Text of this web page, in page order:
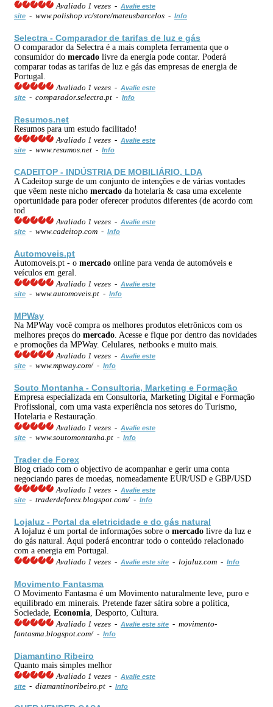
Avaliado 1 vezes - Avalie este
site - www.polishop.vc/store/mateusbarcelos - Info
Selectra - Comparador de tarifas de luz e gás
O comparador da Selectra é a mais completa ferramenta que o
consumidor do mercado livre da energia pode contar. Poderá
comparar todas as tarifas de luz e gás das empresas de energia de
Portugal.
Avaliado 1 vezes - Avalie este
site - comparador.selectra.pt - Info
Resumos.net
Resumos para um estudo facilitado!
Avaliado 1 vezes - Avalie este
site - www.resumos.net - Info
CADEITOP - INDÚSTRIA DE MOBILIÁRIO, LDA
A Cadeitop surge de um conjunto de intenções e de várias vontades
que vêem neste nicho mercado da hotelaria & casa uma excelente
oportunidade para poder oferecer produtos diferentes (de acordo com
tod
Avaliado 1 vezes - Avalie este
site - www.cadeitop.com - Info
Automoveis.pt
Automoveis.pt - o mercado online para venda de automóveis e
veículos em geral.
Avaliado 1 vezes - Avalie este
site - www.automoveis.pt - Info
MPWay
Na MPWay você compra os melhores produtos eletrônicos com os
melhores preços do mercado . Acesse e fique por dentro das novidades
e promoções da MPWay. Celulares, netbooks e muito mais.
Avaliado 1 vezes - Avalie este
site - www.mpway.com/ - Info
Souto Montanha - Consultoria, Marketing e Formação
Empresa especializada em Consultoria, Marketing Digital e Formação
Profissional, com uma vasta experiência nos setores do Turismo,
Hotelaria e Restauração.
Avaliado 1 vezes - Avalie este
site - www.soutomontanha.pt - Info
Trader de Forex
Blog criado com o objectivo de acompanhar e gerir uma conta
negociando pares de moedas, nomeadamente EUR/USD e GBP/USD
Avaliado 1 vezes - Avalie este
site - traderdeforex.blogspot.com/ - Info
Lojaluz - Portal da eletricidade e do gás natural
A lojaluz é um portal de informações sobre o mercado livre da luz e
do gás natural. Aqui poderá encontrar todo o conteúdo relacionado
com a energia em Portugal.
Avaliado 1 vezes - Avalie este site - lojaluz.com - Info
Movimento Fantasma
O Movimento Fantasma é um Movimento naturalmente leve, puro e
equilibrado em minerais. Pretende fazer sátira sobre a política,
Sociedade, Economia , Desporto, Cultura.
Avaliado 1 vezes - Avalie este site - movimento-
fantasma.blogspot.com/ - Info
Diamantino Ribeiro
Quanto mais simples melhor
Avaliado 1 vezes - Avalie este
site - diamantinoribeiro.pt - Info